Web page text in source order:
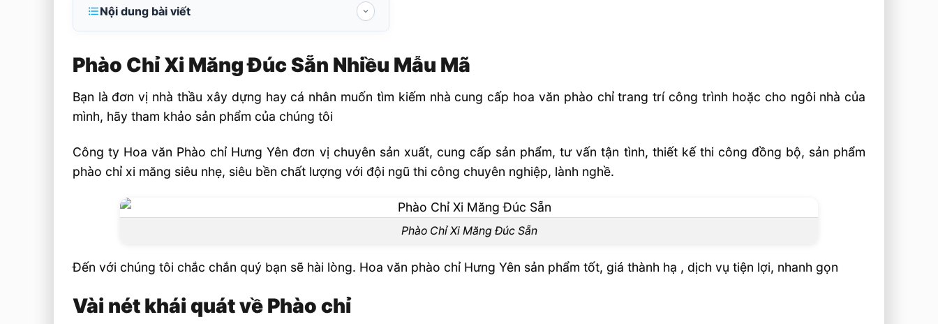
Nội dung bài viết
Vài nét khái quát về Phào chỉ
Phào chỉ xi măng siêu nhẹ, siêu bền là gì?
Phào chỉ xi măng đắp trực tiếp
Có mấy loại phào chỉ xi măng ?
2. Phào xi măng cổ trần
4. Phào chỉ lưng tường
Ưu điểm phào chỉ xi măng siêu bền, siêu nhẹ
Phào Chỉ Xi Măng Đúc Sẵn Nhiều Mẫu Mã
Bạn là đơn vị nhà thầu xây dựng hay cá nhân muốn tìm kiếm nhà cung cấp hoa văn phào chỉ trang trí công trình hoặc cho ngôi nhà của
mình, hãy tham khảo sản phẩm của chúng tôi
Công ty Hoa văn Phào chỉ Hưng Yên đơn vị chuyên sản xuất, cung cấp sản phẩm, tư vấn tận tình, thiết kế thi công đồng bộ, sản phẩm
phào chỉ xi măng siêu nhẹ, siêu bền chất lượng với đội ngũ thi công chuyên nghiệp, lành nghề.
Phào Chỉ Xi Măng Đúc Sẵn
Đến với chúng tôi chắc chắn quý bạn sẽ hài lòng. Hoa văn phào chỉ Hưng Yên sản phẩm tốt, giá thành hạ , dịch vụ tiện lợi, nhanh gọn
Vài nét khái quát về Phào chỉ